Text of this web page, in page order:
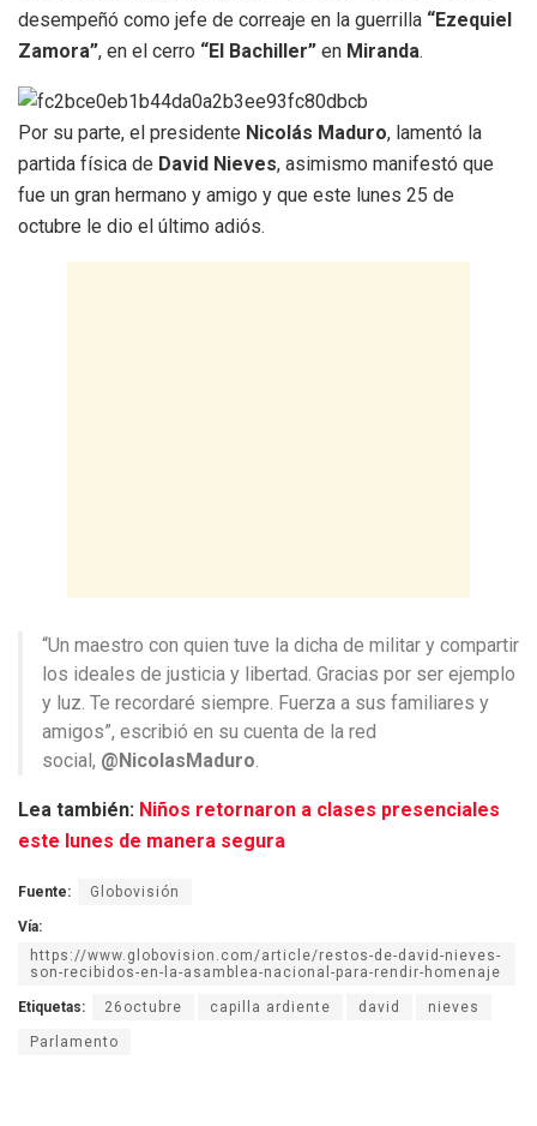
desempeñó como jefe de correaje en la guerrilla “Ezequiel
Zamora”, en el cerro “El Bachiller” en Miranda.
Por su parte, el presidente Nicolás Maduro, lamentó la
partida física de David Nieves, asimismo manifestó que
fue un gran hermano y amigo y que este lunes 25 de
octubre le dio el último adiós.
“Un maestro con quien tuve la dicha de militar y compartir
los ideales de justicia y libertad. Gracias por ser ejemplo
y luz. Te recordaré siempre. Fuerza a sus familiares y
amigos”, escribió en su cuenta de la red
social, @NicolasMaduro
Lea también: Niños retornaron a clases presenciales
este lunes de manera segura
Fuente: Globovisión
Vía:
https://www.globovision.com/article/restos-de-david-nieves-
son-recibidos-en-la-asamblea-nacional-para-rendir-homenaje
Etiquetas: 26octubre capilla ardiente david nieves
Parlamento